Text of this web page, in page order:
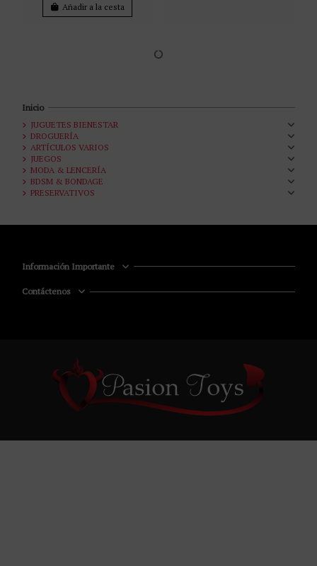
Añadir a la cesta
Inicio
JUGUETES BIENESTAR
DROGUERÍA
ARTÍCULOS VARIOS
JUEGOS
MODA & LENCERÍA
BDSM & BONDAGE
PRESERVATIVOS
Información Importante
Contáctenos